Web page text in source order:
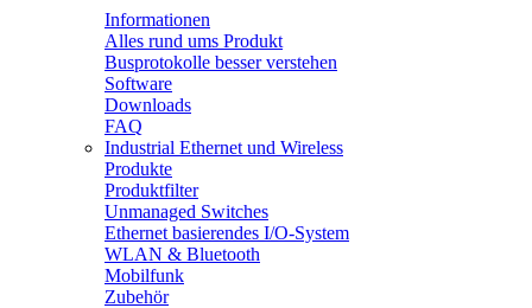
Informationen
Alles rund ums Produkt
Busprotokolle besser verstehen
Software
Downloads
FAQ
Industrial Ethernet und Wireless
Produkte
Produktfilter
Unmanaged Switches
Ethernet basierendes I/O-System
WLAN & Bluetooth
Mobilfunk
Zubehör